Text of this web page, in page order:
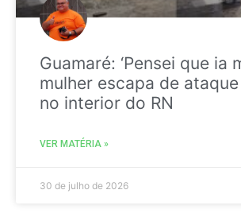
Guamaré: ‘Pensei que ia
mulher escapa de
no interior do RN
VER MATÉRIA »
30 de julho de 2026